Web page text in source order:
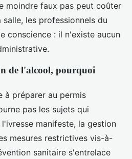
moindre faux pas peut coûter
salle, les professionnels du
conscience : il n'existe aucun
de l'alcool, pourquoi
à préparer au permis
pas les sujets qui
manifeste, la gestion
mesures restrictives vis-à-
sanitaire s'entrelace